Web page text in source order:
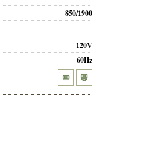
850/1900
120V
60Hz